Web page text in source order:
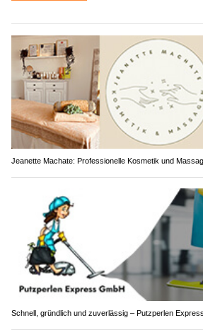
Jeanette Machate: Professionelle Kosmetik und
Schnell, gründlich und zuverlässig – Putzperlen